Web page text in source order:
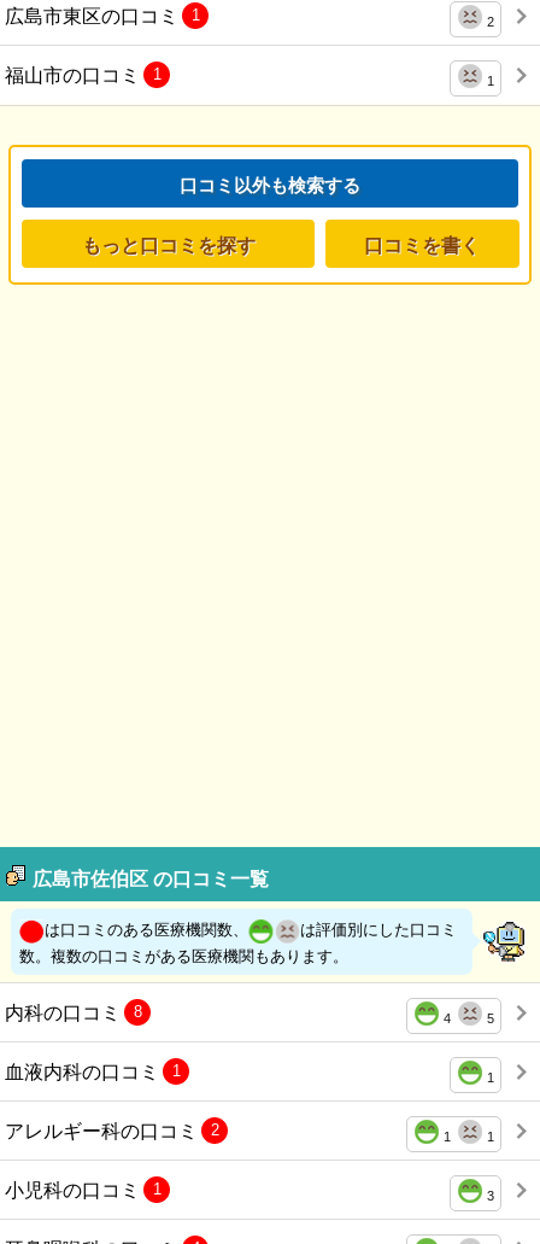
広島市東区の口コミ 2
1
福山市の口コミ 1
1
口コミ以外も検索する
もっと口コミを探す 口コミを書く
広島市佐伯区 の口コミ一覧
は口コミのある医療機関数、
は評価別にした口コミ
数。複数の口コミがある医療機関もあります。
内科の口コミ 4 5
8
血液内科の口コミ 1
1
アレルギー科の口コミ 1 1
2
小児科の口コミ 3
1